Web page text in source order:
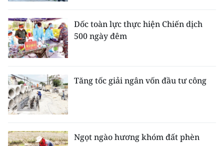
Dốc toàn lực thực hiện Chiến dịch
500 ngày đêm
Tăng tốc giải ngân vốn đầu tư công
Ngọt ngào hương khóm đất phèn